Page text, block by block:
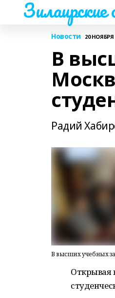
Зилаирские
Новости 20 НОЯБРЯ
В
Радий
В высших учебных
Открывая